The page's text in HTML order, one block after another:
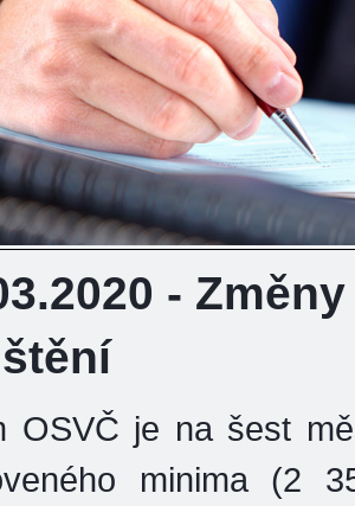
-
OSVČ je na šest
minima (2